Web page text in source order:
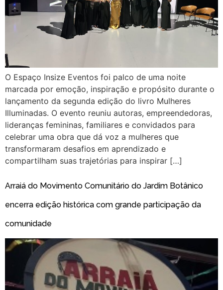
O Espaço Insize Eventos foi palco de uma noite
marcada por emoção, inspiração e propósito durante o
lançamento da segunda edição do livro Mulheres
Illuminadas. O evento reuniu autoras, empreendedoras,
lideranças femininas, familiares e convidados para
celebrar uma obra que dá voz a mulheres que
transformaram desafios em aprendizado e
compartilham suas trajetórias para inspirar […]
Arraiá do Movimento Comunitário do Jardim Botânico
encerra edição histórica com grande participação da
comunidade